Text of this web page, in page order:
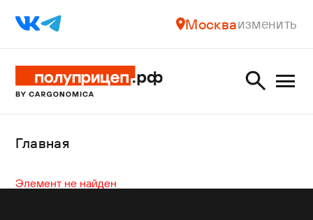
Москваизменить
Главная
Элемент не найден